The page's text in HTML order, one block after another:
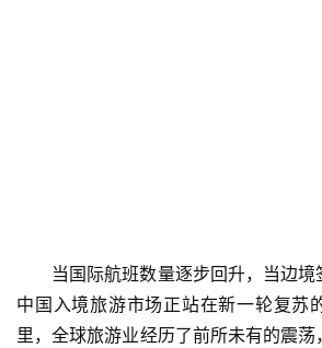
当国际航班数量逐步回升，当边境
中国入境旅游市场正站在新一轮复苏
里，全球旅游业经历了前所未有的震